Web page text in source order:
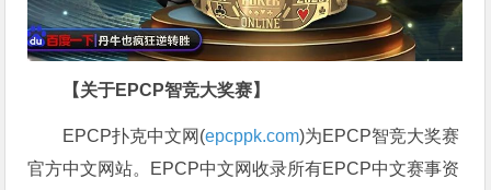
【关于EPCP智竞大奖赛】
EPCP扑克中文网(epcppk.com)为EPCP智竞大奖赛
官方中文网站。EPCP中文网收录所有EPCP中文赛事资